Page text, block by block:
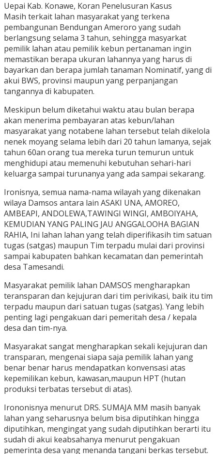
Uepai Kab. Konawe, Koran Penelusuran Kasus
Masih terkait lahan masyarakat yang terkena
pembangunan Bendungan Ameroro yang sudah
berlangsung selama 3 tahun, sehingga masyarkat
pemilik lahan atau pemilik kebun pertanaman ingin
memastikan berapa ukuran lahannya yang harus di
bayarkan dan berapa jumlah tanaman Nominatif, yang di
akui BWS, provinsi maupun yang perpanjangan
tangannya di kabupaten.
Meskipun belum diketahui waktu atau bulan berapa
akan menerima pembayaran atas kebun/lahan
masyarakat yang notabene lahan tersebut telah dikelola
nenek moyang selama lebih dari 20 tahun lamanya, sejak
tahun 60an orang tua mereka turun temurun untuk
menghidupi atau memenuhi kebutuhan sehari-hari
keluarga sampai turunanya yang ada sampai sekarang.
Ironisnya, semua nama-nama wilayah yang dikenakan
wilaya Damsos antara lain ASAKI UNA, AMOREO,
AMBEAPI, ANDOLEWA,TAWINGI WINGI, AMBOIYAHA,
KEMUDIAN YANG PALING JAU ANGGALOOHA BAGIAN
RAHIA, Ini lahan lahan yang telah diperifikasih tim satuan
tugas (satgas) maupun Tim terpadu mulai dari provinsi
sampai kabupaten bahkan kecamatan dan pemerintah
desa Tamesandi.
Masyarakat pemilik lahan DAMSOS mengharapkan
teransparan dan kejujuran dari tim perivikasi, baik itu tim
terpadu maupun dari satuan tugas (satgas). Yang lebih
penting lagi pengakuan dari pemeritah desa / kepala
desa dan tim-nya.
Masyarakat sangat mengharapkan sekali kejujuran dan
transparan, mengenai siapa saja pemilik lahan yang
benar benar harus mendapatkan konvensasi atas
kepemilikan kebun, kawasan,maupun HPT (hutan
produksi terbatas tersebut di atas).
Irononisnya menurut DRS. SUMAJA MM masih banyak
lahan yang seharusnya belum bisa diputihkan hingga
diputihkan, mengingat yang sudah diputihkan berarti itu
sudah di akui keabsahanya menurut pengakuan
pemerinta desa yang menanda tangani berkas tersebut.